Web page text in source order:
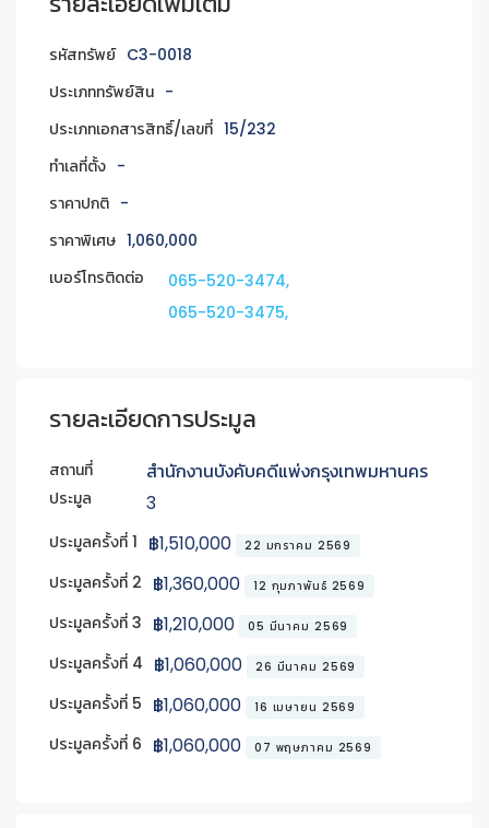
รหัสทรัพย์ C3-0018
ประเภททรัพย์สิน -
ประเภทเอกสารสิทธิ์/เลขที่ 15/232
ทำเลที่ตั้ง -
ราคาปกติ -
ราคาพิเศษ 1,060,000
เบอร์โทรติดต่อ
065-520-3474,
065-520-3475,
รายละเอียดการประมูล
สถานที่
ประมูล
สำนักงานบังคับคดีแพ่งกรุงเทพมหานคร
3
ประมูลครั้งที่ 1 ฿1,510,000 22 มกราคม 2569
ประมูลครั้งที่ 2 ฿1,360,000 12 กุมภาพันธ์ 2569
ประมูลครั้งที่ 3 ฿1,210,000 05 มีนาคม 2569
ประมูลครั้งที่ 4 ฿1,060,000 26 มีนาคม 2569
ประมูลครั้งที่ 5 ฿1,060,000 16 เมษายน 2569
ประมูลครั้งที่ 6 ฿1,060,000 07 พฤษภาคม 2569